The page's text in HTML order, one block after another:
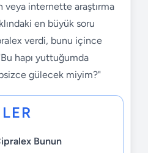
veya internette araştırma
en büyük soru
verdi, bunu içince
hapı yuttuğumda
gülecek miyim?"
Bunun